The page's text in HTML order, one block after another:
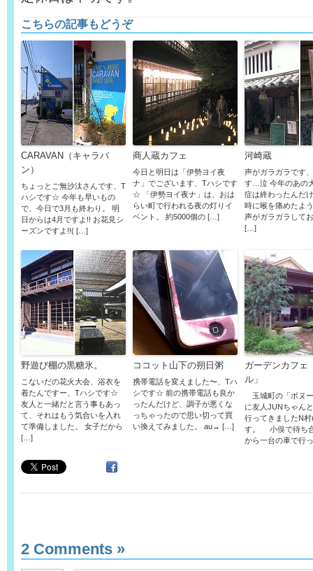
こちらの記事もどうぞ
CARAVAN（キャラバ
ン）
ちょっとご無沙汰さんです、T
ハシです☆ 今年も早いもの
で、今日で3月も終わり。 明
日からは4月ですよ!! お花見シ
ーズンですよ!!( […]
商人蔵カフェ
今日と明日は「伊勢ヨイ夜
ナ」でございます、Tハシです
☆ 「伊勢ヨイ夜ナ」は、おは
らい町で行われる夜の灯りイ
ベント。 約5000個の […]
河崎蔵
声がガラガラです
す…泣 今年のあの
症は終わったんだ
時に喉を痛めたよ
声がガラガラして
[…]
野遊び棚の黒糖氷。
こないだの花火大会、浴衣を
着たんですー、Tハシです☆
友人と一緒だと言う事もあっ
て、それはもう気合いを入れ
て準備しました。 女子だから
[…]
ココット山下の朔日粥
携帯電話を変えました〜、Tハ
シです☆ 前の携帯電話も良か
ったんだけど、調子が悪くな
っちゃったので思い切って買
い換えてみました。 au→ […]
ガーデンカフェ
ル」
玉城町の「ボヌ
に友人JUNちゃん
行ってきましたN
す。 小俣で待ち
から一台の車で行
2 Comments »